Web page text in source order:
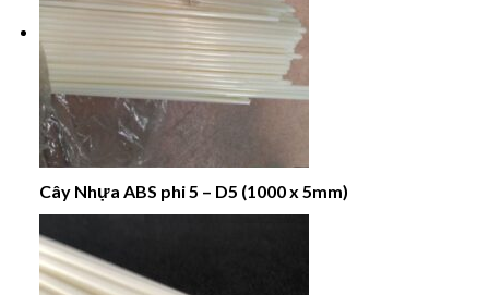
Cây Nhựa ABS phi 5 – D5 (1000 x 5mm)